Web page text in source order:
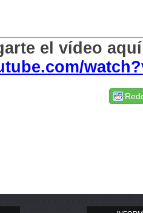
el vídeo